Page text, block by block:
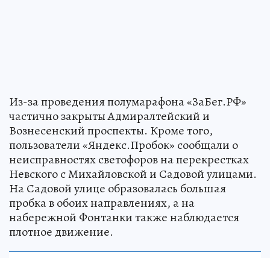
Из-за проведения полумарафона «ЗаБег.РФ»
частично закрыты Адмиралтейский и
Вознесенский проспекты. Кроме того,
пользователи «Яндекс.Пробок» сообщали о
неисправностях светофоров на перекрестках
Невского с Михайловской и Садовой улицами.
На Садовой улице образовалась большая
пробка в обоих направлениях, а на
набережной Фонтанки также наблюдается
плотное движение.